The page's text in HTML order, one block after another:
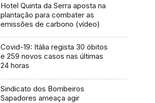
Hotel Quinta da Serra aposta na
plantação para combater as
emissões de carbono (vídeo)
Covid-19: Itália regista 30 óbitos
e 259 novos casos nas últimas
24 horas
Sindicato dos Bombeiros
Sapadores ameaça agir